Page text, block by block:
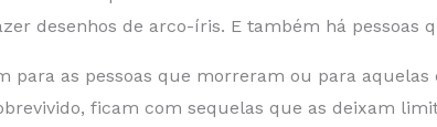
desenhos de arco-íris. E também há pessoas
para as pessoas que morreram ou para
ficam com sequelas que as deixam